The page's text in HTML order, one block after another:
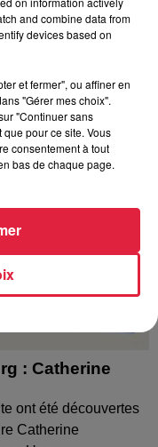
Face aux
a pris...
: Catherine
ont été découvertes
Catherine
and combine data from
devices based on
et fermer", ou affiner en
"Gérer mes choix".
"Continuer sans
pour ce site. Vous
consentement à tout
bas de chaque page.